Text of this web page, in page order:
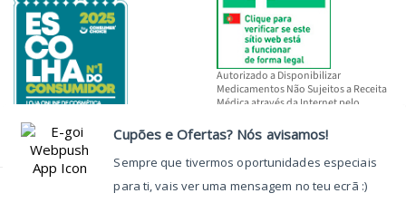
Autorizado a Disponibilizar
Medicamentos Não Sujeitos a Receita
Médica através da Internet pelo